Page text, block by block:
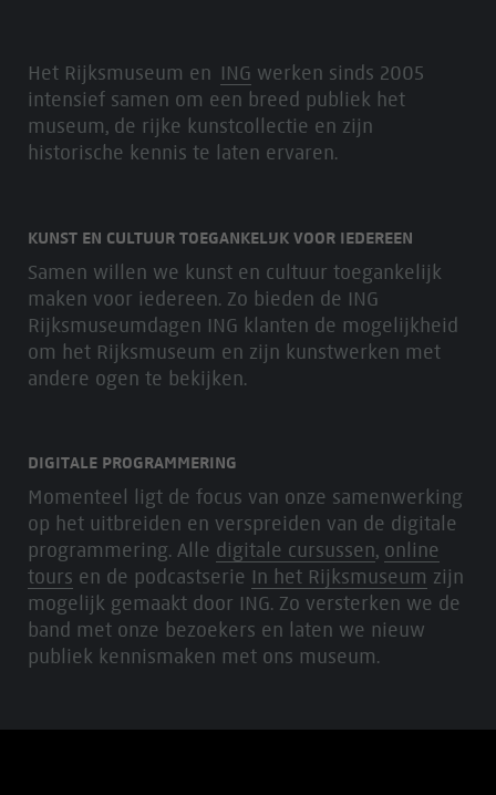
Het Rijksmuseum en ING werken sinds 2005
intensief samen om een breed publiek het
museum, de rijke kunstcollectie en zijn
historische kennis te laten ervaren.
KUNST EN CULTUUR TOEGANKELIJK VOOR IEDEREEN
Samen willen we kunst en cultuur toegankelijk
maken voor iedereen. Zo bieden de ING
Rijksmuseumdagen ING klanten de mogelijkheid
om het Rijksmuseum en zijn kunstwerken met
andere ogen te bekijken.
DIGITALE PROGRAMMERING
Momenteel ligt de focus van onze samenwerking
op het uitbreiden en verspreiden van de digitale
programmering. Alle digitale cursussen, online
tours en de podcastserie In het Rijksmuseum zijn
mogelijk gemaakt door ING. Zo versterken we de
band met onze bezoekers en laten we nieuw
publiek kennismaken met ons museum.